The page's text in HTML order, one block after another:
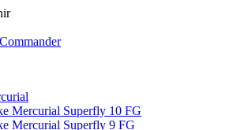
Commander
Mercurial Superfly 10 FG
Mercurial Superfly 9 FG